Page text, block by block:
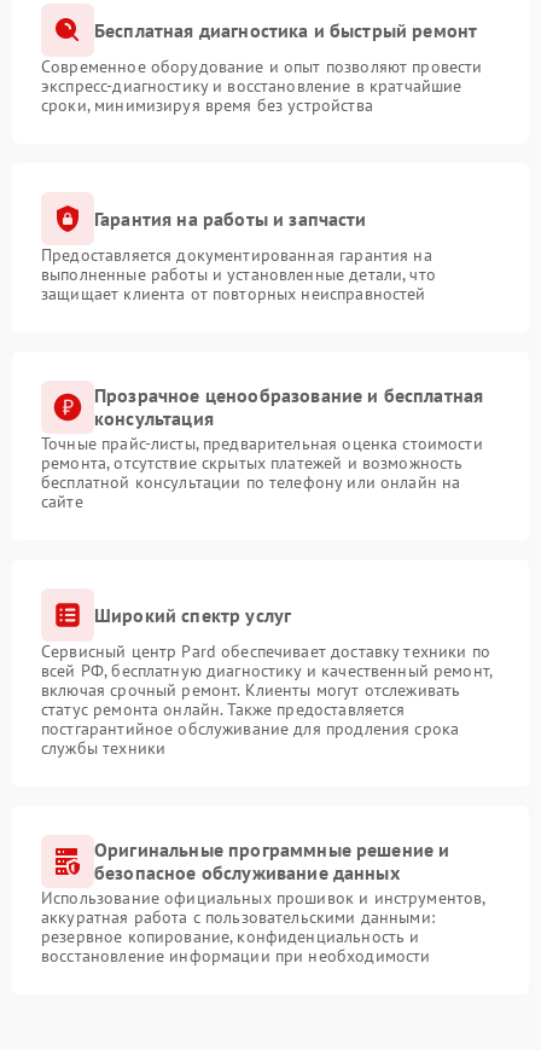
Бесплатная диагностика и быстрый ремонт
Современное оборудование и опыт позволяют провести
экспресс-диагностику и восстановление в кратчайшие
сроки, минимизируя время без устройства
Гарантия на работы и запчасти
Предоставляется документированная гарантия на
выполненные работы и установленные детали, что
защищает клиента от повторных неисправностей
Прозрачное ценообразование и бесплатная
консультация
Точные прайс-листы, предварительная оценка стоимости
ремонта, отсутствие скрытых платежей и возможность
бесплатной консультации по телефону или онлайн на
сайте
Широкий спектр услуг
Сервисный центр Pard обеспечивает доставку техники по
всей РФ, бесплатную диагностику и качественный ремонт,
включая срочный ремонт. Клиенты могут отслеживать
статус ремонта онлайн. Также предоставляется
постгарантийное обслуживание для продления срока
службы техники
Оригинальные программные решение и
безопасное обслуживание данных
Использование официальных прошивок и инструментов,
аккуратная работа с пользовательскими данными:
резервное копирование, конфиденциальность и
восстановление информации при необходимости